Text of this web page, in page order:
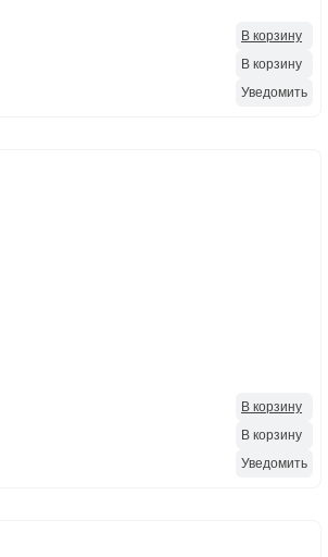
В корзину
В корзину
Уведомить
В корзину
В корзину
Уведомить